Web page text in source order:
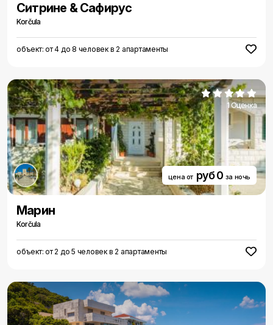
Cитрине & Сафирус
Korčula
объект: от 4 до 8 человек в 2 апартаменты
1 Оценка
цена от руб 0 за ночь
Марин
Korčula
объект: от 2 до 5 человек в 2 апартаменты